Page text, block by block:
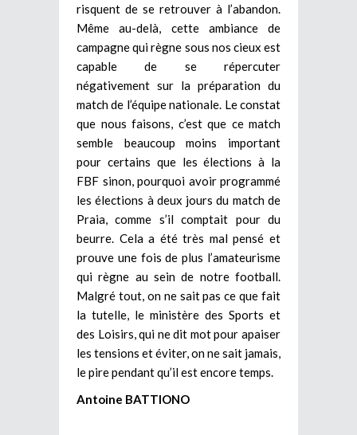
risquent de se retrouver à l’abandon.
Même au-delà, cette ambiance de
campagne qui règne sous nos cieux est
capable de se répercuter
négativement sur la préparation du
match de l’équipe nationale. Le constat
que nous faisons, c’est que ce match
semble beaucoup moins important
pour certains que les élections à la
FBF sinon, pourquoi avoir programmé
les élections à deux jours du match de
Praia, comme s’il comptait pour du
beurre. Cela a été très mal pensé et
prouve une fois de plus l’amateurisme
qui règne au sein de notre football.
Malgré tout, on ne sait pas ce que fait
la tutelle, le ministère des Sports et
des Loisirs, qui ne dit mot pour apaiser
les tensions et éviter, on ne sait jamais,
le pire pendant qu’il est encore temps.
Antoine BATTIONO